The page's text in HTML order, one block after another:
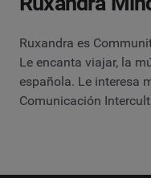
Ruxandra es
Le encanta viajar, la
española. Le interesa
Comunicación